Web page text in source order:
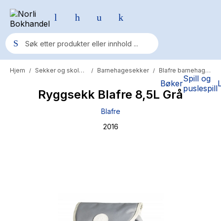
BøkerSpill og
puslespill
Populære søk
Pokemon
Fury Bound - Sable Sorensen
Hypopressiv trening
Hjem / Sekker og skolesaker / Barnehagesekker / Blafre barnehagesekk
Ryggsekk Blafre 8,5L Grå
Blafre
2016